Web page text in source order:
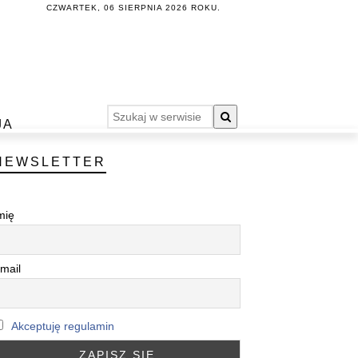
CZWARTEK, 06 SIERPNIA 2026 ROKU.
Akceptuję regulamin